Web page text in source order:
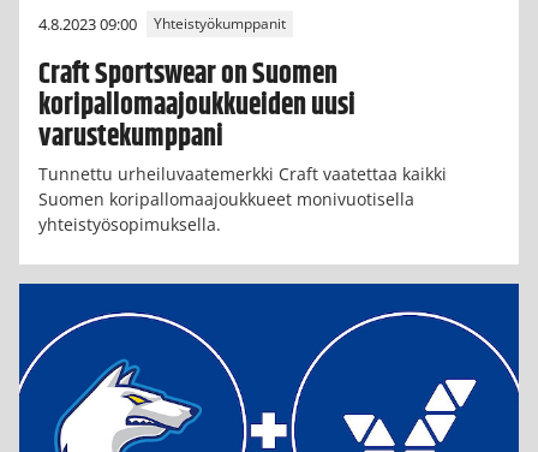
4.8.2023 09:00 Yhteistyökumppanit
Craft Sportswear on Suomen
koripallomaajoukkueiden uusi
varustekumppani
Tunnettu urheiluvaatemerkki Craft vaatettaa kaikki
Suomen koripallomaajoukkueet monivuotisella
yhteistyösopimuksella.